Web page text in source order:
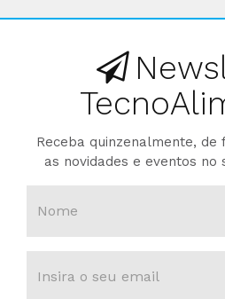
Receba quinzenalmente,
as novidades e eventos